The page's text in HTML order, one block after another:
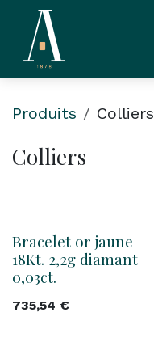
Se rendre au contenu
Produits Colliers
Colliers
Bracelet or jaune
18Kt. 2,2g diamant
0,03ct.
735,54 €